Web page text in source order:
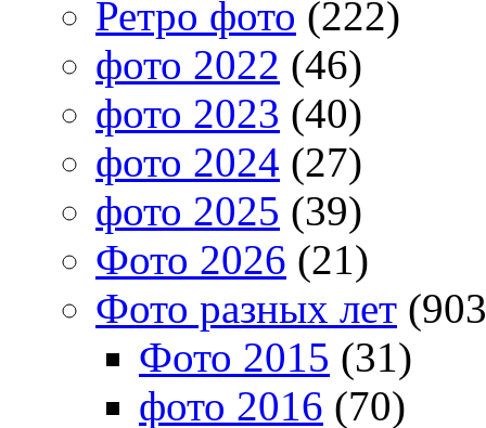
Ретро фото (222)
фото 2022 (46)
фото 2023 (40)
фото 2024 (27)
фото 2025 (39)
Фото 2026 (21)
Фото разных лет
Фото 2015 (31)
фото 2016 (70)